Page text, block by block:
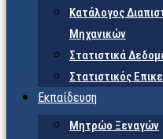
Κατάλογος
Μηχανικών
Στατιστικά
Στατιστικός
Εκπαίδευση
Μητρώο Ξεναγών